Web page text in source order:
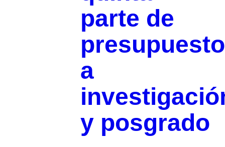
parte de
presupuesto
a
y posgrado